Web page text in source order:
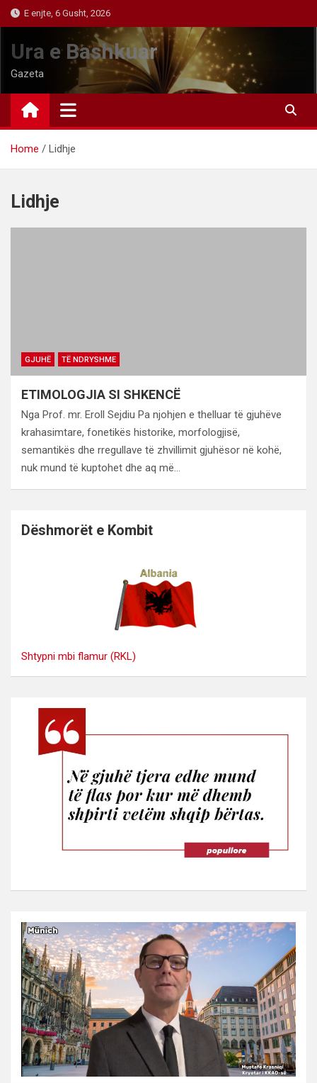
Skip
to
content
E enjte, 6 Gusht, 2026
Ura e Bashkuar
Gazeta
Home Lidhje
Lidhje
GJUHË TË NDRYSHME
ETIMOLOGJIA SI SHKENCË
Nga Prof. mr. Eroll Sejdiu Pa njohjen e thelluar të gjuhëve
krahasimtare, fonetikës historike, morfologjisë,
semantikës dhe rregullave të zhvillimit gjuhësor në kohë,
nuk mund të kuptohet dhe aq më…
Dëshmorët e Kombit
Shtypni mbi flamur (RKL)